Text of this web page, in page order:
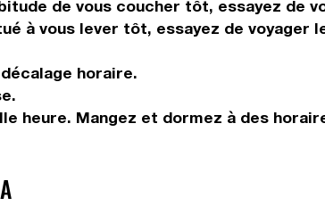
de vous coucher tôt, essayez de
à vous lever tôt, essayez de voyager
horaire.
heure. Mangez et dormez à des